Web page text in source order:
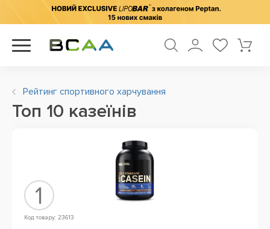
Рейтинг спортивного харчування
Топ 10 казеїнів
1
Код товару: 23613